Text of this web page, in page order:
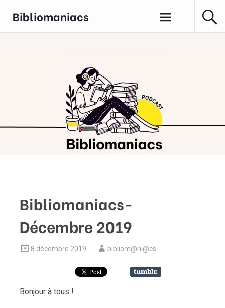
contenu
Bibliomaniacs
Bibliomaniacs-
Décembre 2019
8 décembre 2019 bibliom@ni@cs
Bonjour à tous !